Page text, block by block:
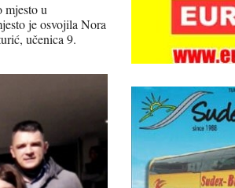
mjesto u
je osvojila Nora
učenica 9.